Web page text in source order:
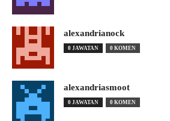
alexandrianock
0 JAWATAN 0 KOMEN
alexandriasmoot
0 JAWATAN 0 KOMEN